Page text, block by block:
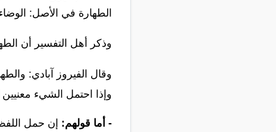
الطهارة في الأصل:
وذكر أهل التفسير أن
وقال الفيروز آبادي:
وإذا احتمل الشيء
- أما قولهم: إن حمل